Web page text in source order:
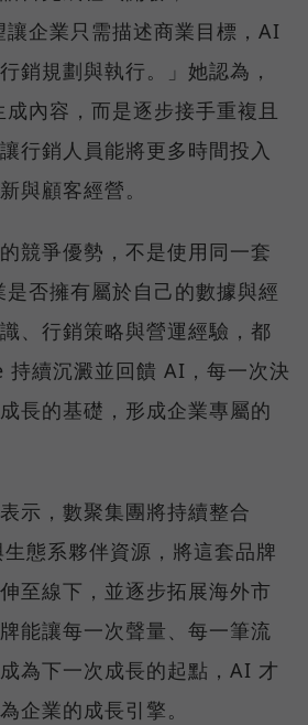
企業只需描述商業目標，AI
銷規劃與執行。」她認為，
內容，而是逐步接手重複且
行銷人員能將更多時間投入
與顧客經營。
競爭優勢，不是使用同一套
否擁有屬於自己的數據與經
、行銷策略與營運經驗，都
續沉澱並回饋 AI，每一次決
長的基礎，形成企業專屬的
示，數聚集團將持續整合
態系夥伴資源，將這套品牌
至線下，並逐步拓展海外市
能讓每一次聲量、每一筆流
為下一次成長的起點，AI 才
企業的成長引擎。